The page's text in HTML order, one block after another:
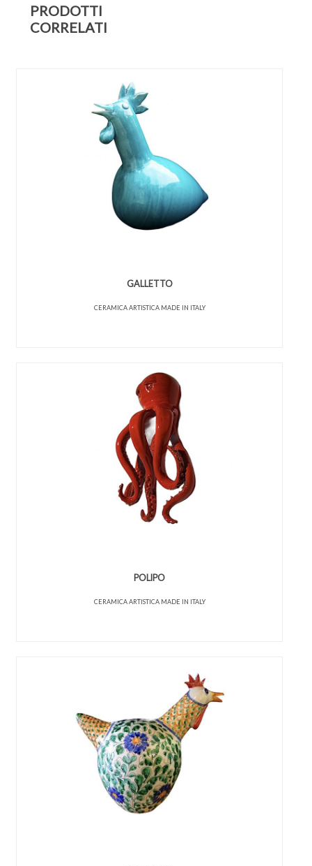
PRODOTTI
CORRELATI
GALLETTO
CERAMICA ARTISTICA MADE IN ITALY
POLIPO
CERAMICA ARTISTICA MADE IN ITALY